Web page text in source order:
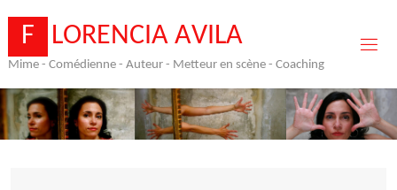
content
F LORENCIA AVILA
Mime - Comédienne - Auteur - Metteur en scène - Coaching